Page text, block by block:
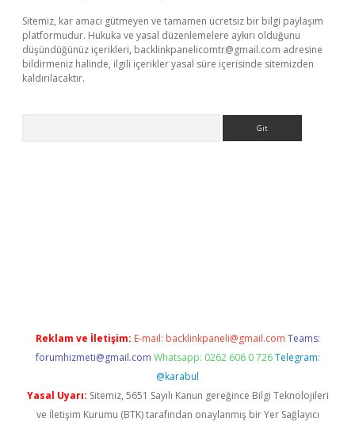
Sitemiz, kar amacı gütmeyen ve tamamen ücretsiz bir bilgi paylaşım
platformudur. Hukuka ve yasal düzenlemelere aykırı olduğunu
düşündüğünüz içerikleri, backlinkpanelicomtr@gmail.com adresine
bildirmeniz halinde, ilgili içerikler yasal süre içerisinde sitemizden
kaldırılacaktır.
Reklam ve İletişim: E-mail: backlinkpaneli@gmail.com Teams:
forumhizmeti@gmail.com Whatsapp: 0262 606 0 726 Telegram:
@karabul
Yasal Uyarı: Sitemiz, 5651 Sayılı Kanun gereğince Bilgi Teknolojileri
ve İletişim Kurumu (BTK) tarafından onaylanmış bir Yer Sağlayıcı